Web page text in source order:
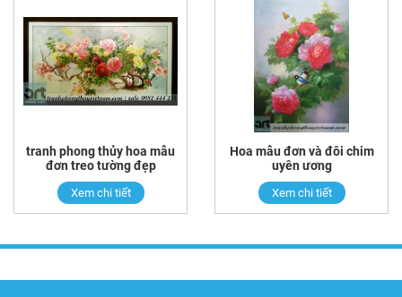
tranh phong thủy hoa mẫu
đơn treo tường đẹp
Xem chi tiết
Hoa mẫu đơn và đôi chim
uyên ương
Xem chi tiết